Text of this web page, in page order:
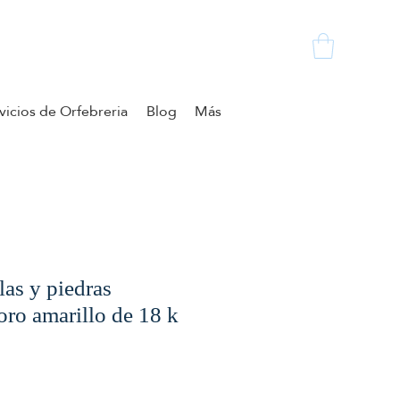
de Orfebreria Blog Más
y piedras
amarillo de 18 k